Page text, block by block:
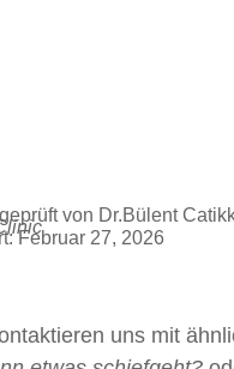
von Dr.Bülent
Februar 27, 2026
uns mit